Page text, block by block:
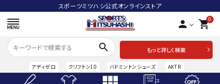
スポーツミツハシ公式オンラインストア
person 0
shopping_cart
search
もっと詳しく検索
アディゼロ クリフトン10 バドミントンシューズ AKTR